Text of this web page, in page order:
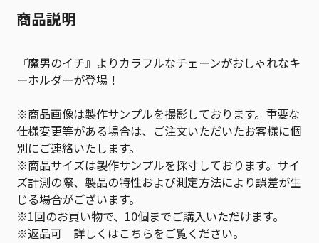
商品説明
『魔男のイチ』よりカラフルなチェーンがおしゃれなキ
ーホルダーが登場！
※商品画像は製作サンプルを撮影しております。重要な
仕様変更等がある場合は、ご注文いただいたお客様に個
別にご連絡いたします。
※商品サイズは製作サンプルを採寸しております。サイ
ズ計測の際、製品の特性および測定方法により誤差が生
じる場合がございます。
※1回のお買い物で、10個までご購入いただけます。
※返品可 詳しくはこちらをご覧ください。